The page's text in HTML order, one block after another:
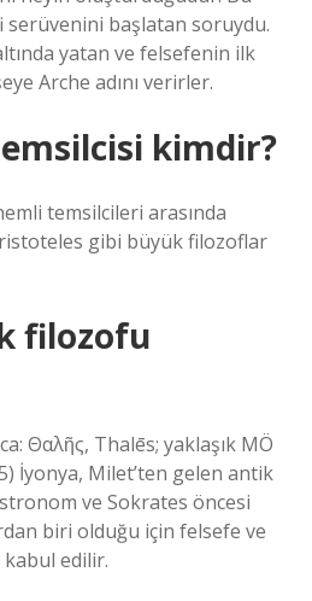
serüvenini başlatan soruydu.
yatan ve felsefenin ilk
Arche adını verirler.
kimdir?
temsilcileri arasında
gibi büyük filozoflar
filozofu
Θαλῆς, Thalēs; yaklaşık MÖ
İyonya, Milet’ten gelen antik
ve Sokrates öncesi
biri olduğu için felsefe ve
edilir.